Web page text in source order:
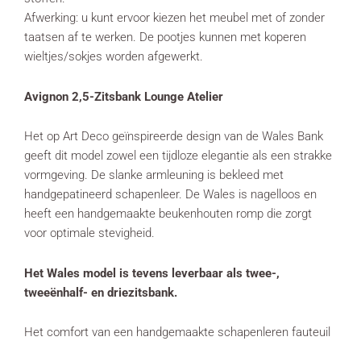
Afwerking: u kunt ervoor kiezen het meubel met of zonder
taatsen af te werken. De pootjes kunnen met koperen
wieltjes/sokjes worden afgewerkt.
Avignon 2,5-Zitsbank Lounge Atelier
Het op Art Deco geïnspireerde design van de Wales Bank
geeft dit model zowel een tijdloze elegantie als een strakke
vormgeving. De slanke armleuning is bekleed met
handgepatineerd schapenleer. De Wales is nagelloos en
heeft een handgemaakte beukenhouten romp die zorgt
voor optimale stevigheid.
Het Wales model is tevens leverbaar als twee-,
tweeënhalf- en driezitsbank.
Het comfort van een handgemaakte schapenleren fauteuil